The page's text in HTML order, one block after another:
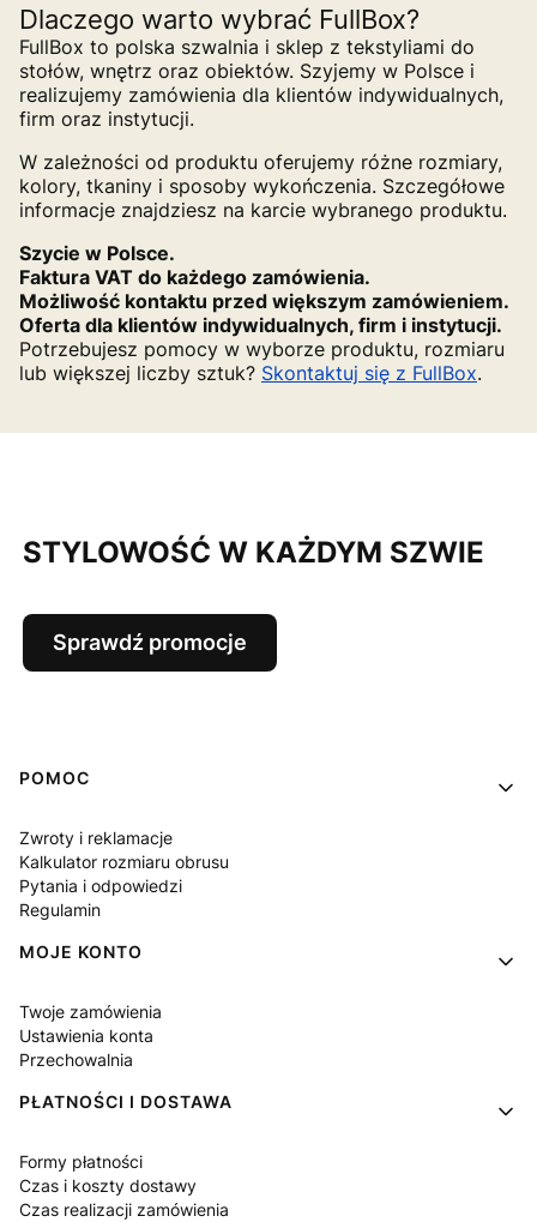
Dlaczego warto wybrać FullBox?
FullBox to polska szwalnia i sklep z tekstyliami do
stołów, wnętrz oraz obiektów. Szyjemy w Polsce i
realizujemy zamówienia dla klientów indywidualnych,
firm oraz instytucji.
W zależności od produktu oferujemy różne rozmiary,
kolory, tkaniny i sposoby wykończenia. Szczegółowe
informacje znajdziesz na karcie wybranego produktu.
Szycie w Polsce.
Faktura VAT do każdego zamówienia.
Możliwość kontaktu przed większym zamówieniem.
Oferta dla klientów indywidualnych, firm i instytucji.
Potrzebujesz pomocy w wyborze produktu, rozmiaru
lub większej liczby sztuk? Skontaktuj się z FullBox.
STYLOWOŚĆ W KAŻDYM SZWIE
Sprawdź promocje
Linki w stopce
POMOC
Zwroty i reklamacje
Kalkulator rozmiaru obrusu
Pytania i odpowiedzi
Regulamin
MOJE KONTO
Twoje zamówienia
Ustawienia konta
Przechowalnia
PŁATNOŚCI I DOSTAWA
Formy płatności
Czas i koszty dostawy
Czas realizacji zamówienia